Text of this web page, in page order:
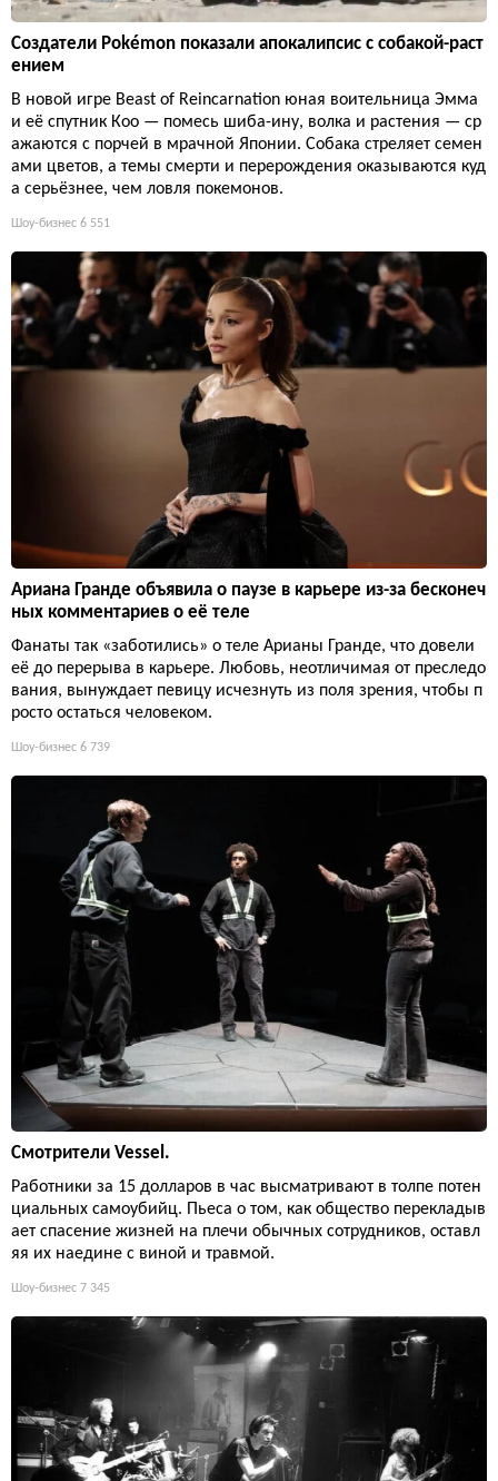
Создатели Pokémon показали апокалипсис с собакой-раст
ением
В новой игре Beast of Reincarnation юная воительница Эмма
и её спутник Кoo — помесь шиба-ину, волка и растения — ср
ажаются с порчей в мрачной Японии. Собака стреляет семен
ами цветов, а темы смерти и перерождения оказываются куд
а серьёзнее, чем ловля покемонов.
Шоу-бизнес 6 551
Ариана Гранде объявила о паузе в карьере из-за бесконеч
ных комментариев о её теле
Фанаты так «заботились» о теле Арианы Гранде, что довели
её до перерыва в карьере. Любовь, неотличимая от преследо
вания, вынуждает певицу исчезнуть из поля зрения, чтобы п
росто остаться человеком.
Шоу-бизнес 6 739
Смотрители Vessel.
Работники за 15 долларов в час высматривают в толпе потен
циальных самоубийц. Пьеса о том, как общество перекладыв
ает спасение жизней на плечи обычных сотрудников, оставл
яя их наедине с виной и травмой.
Шоу-бизнес 7 345